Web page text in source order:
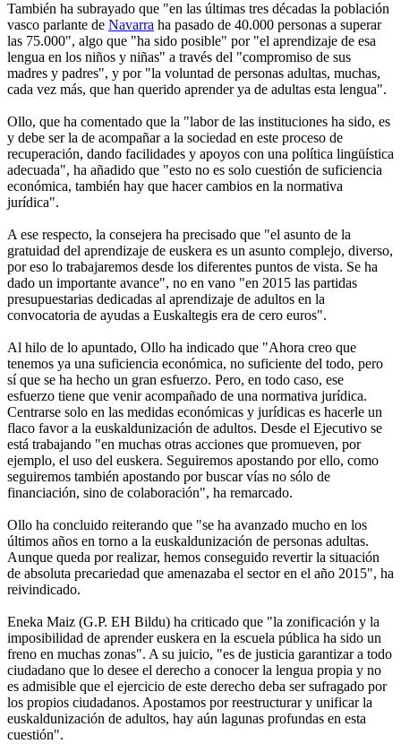
También ha subrayado que "en las últimas tres décadas la población
vasco parlante de Navarra ha pasado de 40.000 personas a superar
las 75.000", algo que "ha sido posible" por "el aprendizaje de esa
lengua en los niños y niñas" a través del "compromiso de sus
madres y padres", y por "la voluntad de personas adultas, muchas,
cada vez más, que han querido aprender ya de adultas esta lengua".
Ollo, que ha comentado que la "labor de las instituciones ha sido, es
y debe ser la de acompañar a la sociedad en este proceso de
recuperación, dando facilidades y apoyos con una política lingüística
adecuada", ha añadido que "esto no es solo cuestión de suficiencia
económica, también hay que hacer cambios en la normativa
jurídica".
A ese respecto, la consejera ha precisado que "el asunto de la
gratuidad del aprendizaje de euskera es un asunto complejo, diverso,
por eso lo trabajaremos desde los diferentes puntos de vista. Se ha
dado un importante avance", no en vano "en 2015 las partidas
presupuestarias dedicadas al aprendizaje de adultos en la
convocatoria de ayudas a Euskaltegis era de cero euros".
Al hilo de lo apuntado, Ollo ha indicado que "Ahora creo que
tenemos ya una suficiencia económica, no suficiente del todo, pero
sí que se ha hecho un gran esfuerzo. Pero, en todo caso, ese
esfuerzo tiene que venir acompañado de una normativa jurídica.
Centrarse solo en las medidas económicas y jurídicas es hacerle un
flaco favor a la euskaldunización de adultos. Desde el Ejecutivo se
está trabajando "en muchas otras acciones que promueven, por
ejemplo, el uso del euskera. Seguiremos apostando por ello, como
seguiremos también apostando por buscar vías no sólo de
financiación, sino de colaboración", ha remarcado.
Ollo ha concluido reiterando que "se ha avanzado mucho en los
últimos años en torno a la euskaldunización de personas adultas.
Aunque queda por realizar, hemos conseguido revertir la situación
de absoluta precariedad que amenazaba el sector en el año 2015", ha
reivindicado.
Eneka Maiz (G.P. EH Bildu) ha criticado que "la zonificación y la
imposibilidad de aprender euskera en la escuela pública ha sido un
freno en muchas zonas". A su juicio, "es de justicia garantizar a todo
ciudadano que lo desee el derecho a conocer la lengua propia y no
es admisible que el ejercicio de este derecho deba ser sufragado por
los propios ciudadanos. Apostamos por reestructurar y unificar la
euskaldunización de adultos, hay aún lagunas profundas en esta
cuestión".